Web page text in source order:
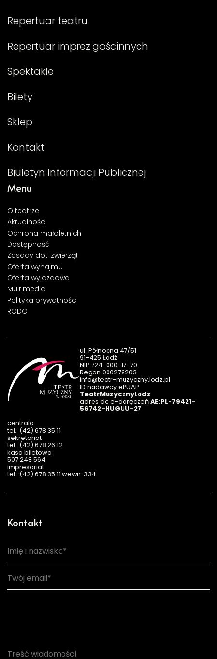
Repertuar teatru
Repertuar imprez gościnnych
Spektakle
Bilety
Sklep
Kontakt
Biuletyn Informacji Publicznej
Menu
O teatrze
Aktualności
Ochrona małoletnich
Dostępność
Zasady dot. zwierząt
Oferta wynajmu
Oferta wyjazdowa
Multimedia
Polityka prywatności
RODO
ul. Północna 47/51
91-425 Łodź
NIP 724-000-17-70
Regon 000279203
info@teatr-muzyczny.lodz.pl
ID nadawcy ePUAP
TeatrMuzycznyLodz
adres do e-doręczeńAE:PL-79421-
56742-HUGUU-27
centrala
tel.: (42) 678 35 11
sekretariat
tel.: (42) 678 26 12
kasa biletowa
507 248 564
impresariat
tel.: (42) 678 35 11 wewn. 334
Kontakt